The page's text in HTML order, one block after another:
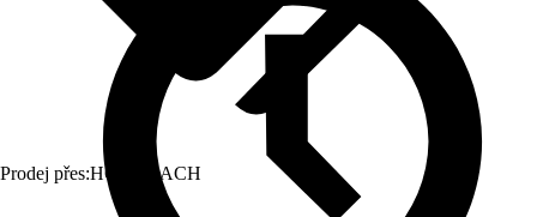
Prodej přes:HORNBACH